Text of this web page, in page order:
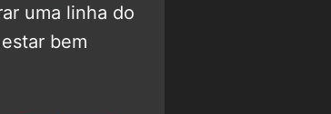
uma linha do
bem